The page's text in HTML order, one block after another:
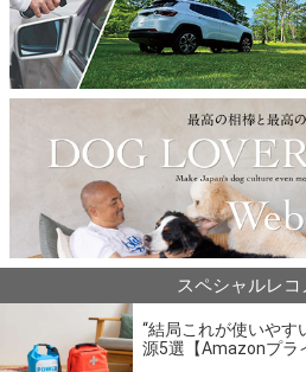
スペシャルレコ
“結局これが使いやす
源5選【Amazonプラ